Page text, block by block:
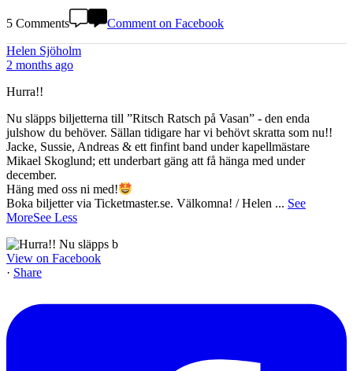
5 Comments Comment on Facebook
Helen Sjöholm
2 months ago
Hurra!!
Nu släpps biljetterna till ”Ritsch Ratsch på Vasan” - den enda
julshow du behöver. Sällan tidigare har vi behövt skratta som nu!!
Jacke, Sussie, Andreas & ett finfint band under kapellmästare
Mikael Skoglund; ett underbart gäng att få hänga med under
december.
Häng med oss ni med!
Boka biljetter via Ticketmaster.se. Välkomna! / Helen ... See
MoreSee Less
View on Facebook
· Share